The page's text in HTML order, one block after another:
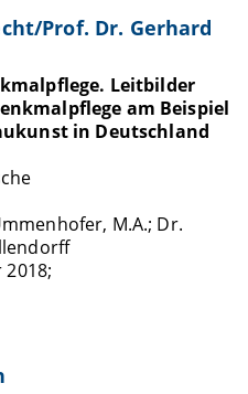
Prof. Dr. Gerhard
Leitbilder
am Beispiel
in Deutschland
M.A.; Dr.
2018;